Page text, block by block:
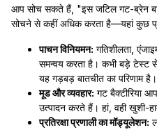
आप सोच सकते हैं, "इस जटिल गट-ब्रेन
सोचने से कहीं अधिक करता है—यहां कुछ
पाचन विनियमन: गतिशीलता,
समन्वय करता है। कभी बड़े टेस्ट
यह गड़बड़ बातचीत का परिणाम है।
मूड और व्यवहार: गट बैक्टीरिया
उत्पादन करते हैं। हां, वही खुशी-
प्रतिरक्षा प्रणाली का मॉड्यूलेशन: